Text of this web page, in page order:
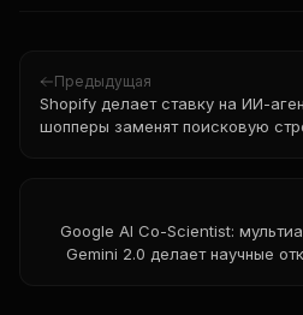
Предыдущая
Shopify делает ставку на ИИ-
шопперы заменят поисковую
Google AI Co-Scientist:
Gemini 2.0 делает научные